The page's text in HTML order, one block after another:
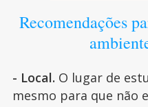
Recomendações
- Local. O lugar de
mesmo para que não